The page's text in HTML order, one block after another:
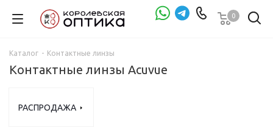
0
Каталог - Контактные линзы
Контактные линзы Acuvue
РАСПРОДАЖА